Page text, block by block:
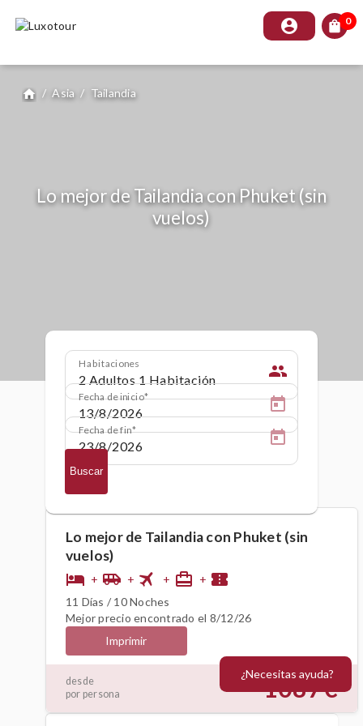
account_circle shopping_bag 0
home / Asia / Tailandia
Lo mejor de Tailandia con Phuket (sin
vuelos)
Habitaciones people
Fecha de inicio
Fecha de fin
Buscar
Lo mejor de Tailandia con Phuket (sin
vuelos)
hotel + airport_shuttle + flight + card_travel + confirmation_number
11 Días / 10 Noches
Mejor precio encontrado el 8/12/26
Imprimir
desde
por persona
1087€
¿Necesitas ayuda?